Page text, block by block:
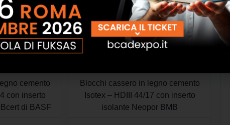
cemento
con inserto
di BASF
Blocchi cassero in legno cemento
Isotex – HDIII 44/17 con inserto
isolante Neopor BMB